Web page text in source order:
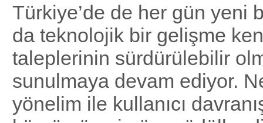
Türkiye’de de her gün yeni
da teknolojik bir gelişme
taleplerinin sürdürülebilir
sunulmaya devam ediyor.
yönelim ile kullanıcı